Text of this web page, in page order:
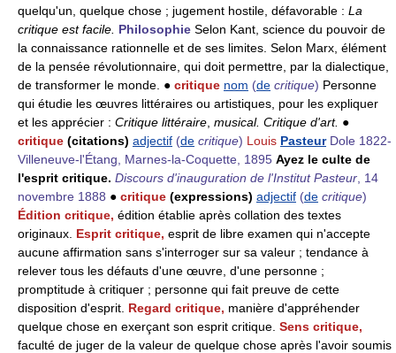
quelqu'un, quelque chose ; jugement hostile, défavorable : La
critique est facile. Philosophie Selon Kant, science du pouvoir de
la connaissance rationnelle et de ses limites. Selon Marx, élément
de la pensée révolutionnaire, qui doit permettre, par la dialectique,
de transformer le monde. ● critique nom (de critique) Personne
qui étudie les œuvres littéraires ou artistiques, pour les expliquer
et les apprécier : Critique littéraire musical. Critique d'art. ●
critique (citations) adjectif (de critique) Louis Pasteur Dole 1822-
Villeneuve-l'Étang, Marnes-la-Coquette, 1895 Ayez le culte de
l'esprit critique. Discours d'inauguration de l'Institut Pasteur , 14
novembre 1888 ● critique (expressions) adjectif (de critique)
Édition critique, édition établie après collation des textes
originaux. Esprit critique, esprit de libre examen qui n'accepte
aucune affirmation sans s'interroger sur sa valeur ; tendance à
relever tous les défauts d'une œuvre, d'une personne ;
promptitude à critiquer ; personne qui fait preuve de cette
disposition d'esprit. Regard critique, manière d'appréhender
quelque chose en exerçant son esprit critique. Sens critique,
faculté de juger de la valeur de quelque chose après l'avoir soumis